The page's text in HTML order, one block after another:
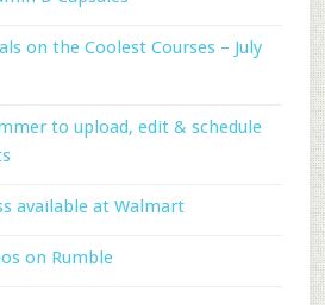
on the Coolest Courses – July
to upload, edit & schedule
available at Walmart
on Rumble